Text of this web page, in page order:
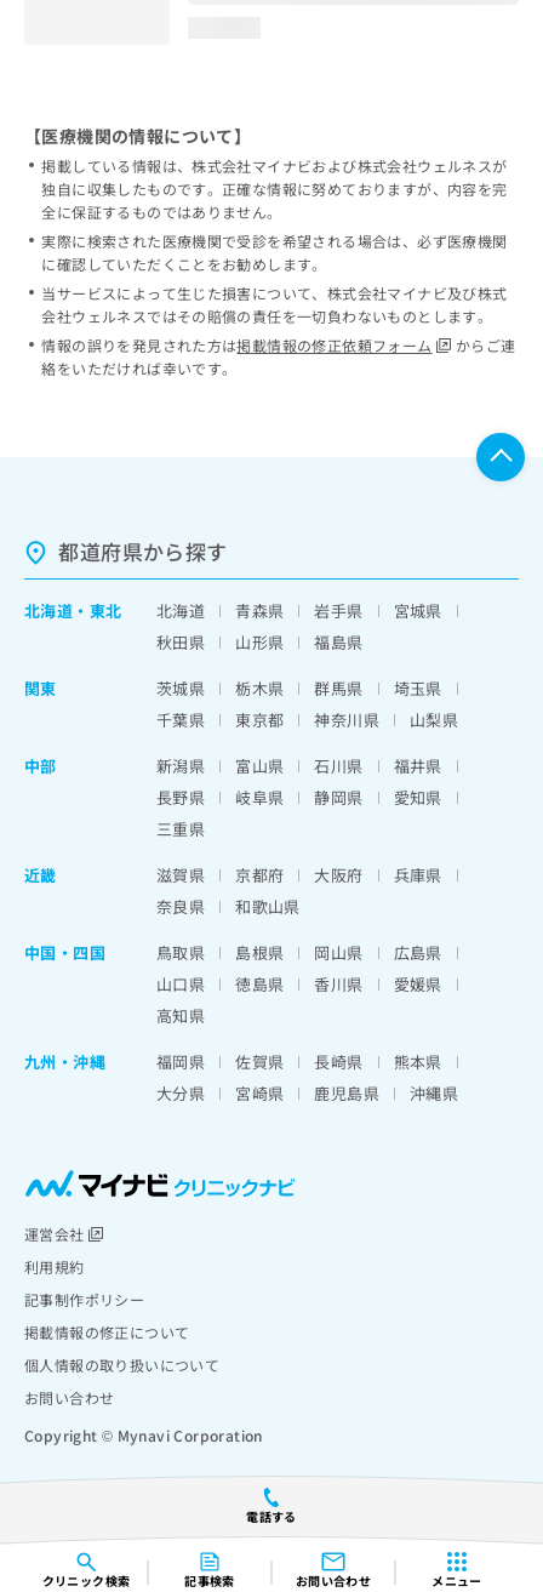
クリニック検索 記事検索 お問い合わせ メニュー
電話する
【医療機関の情報について】
掲載している情報は、株式会社マイナビおよび株式会社ウェルネスが
独自に収集したものです。正確な情報に努めておりますが、内容を完
全に保証するものではありません。
実際に検索された医療機関で受診を希望される場合は、必ず医療機関
に確認していただくことをお勧めします。
当サービスによって生じた損害について、株式会社マイナビ及び株式
会社ウェルネスではその賠償の責任を一切負わないものとします。
情報の誤りを発見された方は掲載情報の修正依頼フォーム
からご連
絡をいただければ幸いです。
都道府県から探す
北海道 ・ 東北 北海道 青森県 岩手県
宮城県
秋田県
山形県
福島県
関東
茨城県 栃木県 群馬県
埼玉県
千葉県
東京都 神奈川県
山梨県
中部
新潟県 富山県 石川県
福井県
長野県
岐阜県 静岡県
愛知県
三重県
近畿
滋賀県 京都府 大阪府
兵庫県
奈良県
和歌山県
中国・四国
鳥取県 島根県 岡山県
広島県
山口県
徳島県 香川県
愛媛県
高知県
九州・沖縄
福岡県 佐賀県 長崎県
熊本県
大分県
宮崎県 鹿児島県 沖縄県
運営会社
利用規約
記事制作ポリシー
掲載情報の修正について
個人情報の取り扱いについて
お問い合わせ
Copyright © Mynavi Corporation